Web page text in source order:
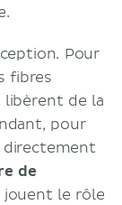
Pour
fibres
de la
pour
directement
de
jouent le rôle